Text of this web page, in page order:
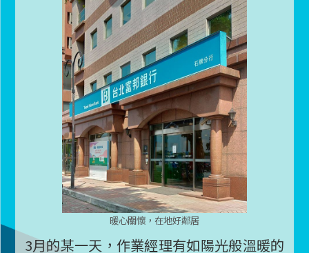
暖心關懷，在地好鄰居
3月的某一天，作業經理有如陽光般溫暖的